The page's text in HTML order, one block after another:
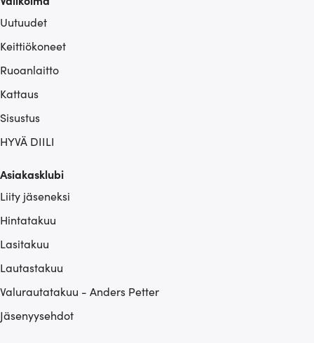
Uutuudet
Keittiökoneet
Ruoanlaitto
Kattaus
Sisustus
HYVÄ DIILI
Asiakasklubi
Liity jäseneksi
Hintatakuu
Lasitakuu
Lautastakuu
Valurautatakuu - Anders Petter
Jäsenyysehdot